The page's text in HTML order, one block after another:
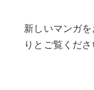
新しいマンガ
りとご覧くださ